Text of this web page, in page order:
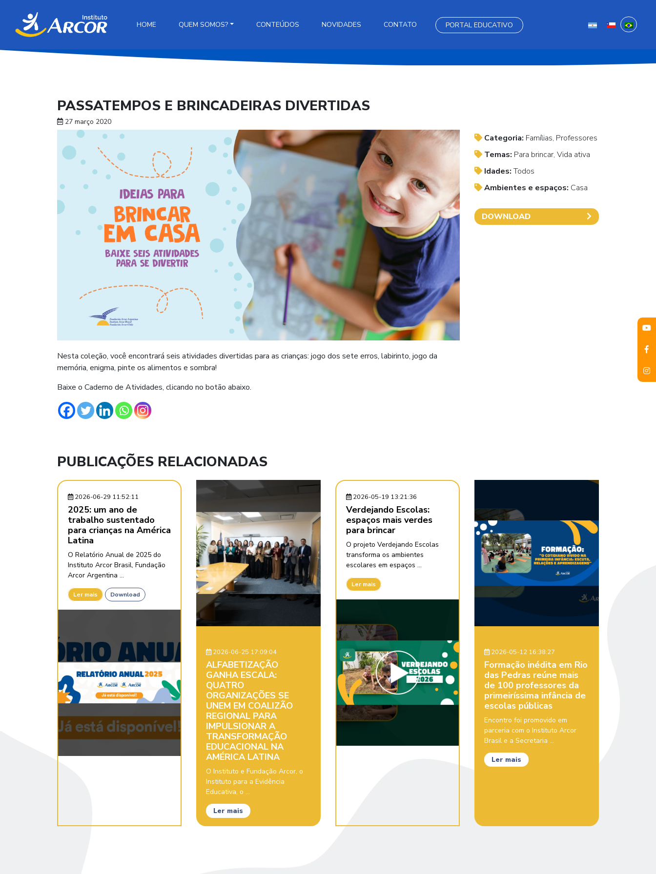
HOME QUEM SOMOS? CONTEÚDOS NOVIDADES CONTATO PORTAL EDUCATIVO
PASSATEMPOS E BRINCADEIRAS DIVERTIDAS
27 março 2020
Nesta coleção, você encontrará seis atividades divertidas para as crianças: jogo dos sete erros, labirinto, jogo da
memória, enigma, pinte os alimentos e sombra!
Baixe o Caderno de Atividades, clicando no botão abaixo.
Categoria: Famílias, Professores
Temas: Para brincar, Vida ativa
Idades:Todos
Ambientes e espaços: Casa
DOWNLOAD
PUBLICAÇÕES RELACIONADAS
2026-06-29 11:52:11
2025: um ano de
trabalho sustentado
para crianças na América
Latina
O Relatório Anual de 2025 do
Instituto Arcor Brasil, Fundação
Arcor Argentina ...
Ler mais Download
2026-06-25 17:09:04
ALFABETIZAÇÃO
GANHA ESCALA:
QUATRO
ORGANIZAÇÕES SE
UNEM EM COALIZÃO
REGIONAL PARA
IMPULSIONAR A
TRANSFORMAÇÃO
EDUCACIONAL NA
AMÉRICA LATINA
O Instituto e Fundação Arcor, o
Instituto para a Evidência
Educativa, o ...
Ler mais
2026-05-19 13:21:36
Verdejando Escolas:
espaços mais verdes
para brincar
O projeto Verdejando Escolas
transforma os ambientes
escolares em espaços ...
Ler mais
2026-05-12 16:38:27
Formação inédita em Rio
das Pedras reúne mais
de 100 professores da
primeiríssima infância de
escolas públicas
Encontro foi promovido em
parceria com o Instituto Arcor
Brasil e a Secretaria ...
Ler mais